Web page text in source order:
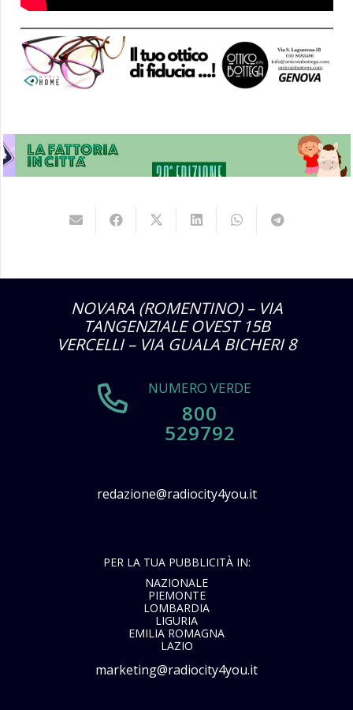
NOVARA (ROMENTINO) – VIA
TANGENZIALE OVEST 15B
VERCELLI – VIA GUALA BICHERI 8
NUMERO VERDE
800
529792
redazione@radiocity4you.it
PER LA TUA PUBBLICITÀ IN:
NAZIONALE
PIEMONTE
LOMBARDIA
LIGURIA
EMILIA ROMAGNA
LAZIO
marketing@radiocity4you.it